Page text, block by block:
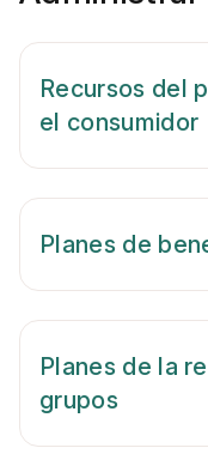
Recursos del
el consumidor
Planes de
Planes de la
grupos